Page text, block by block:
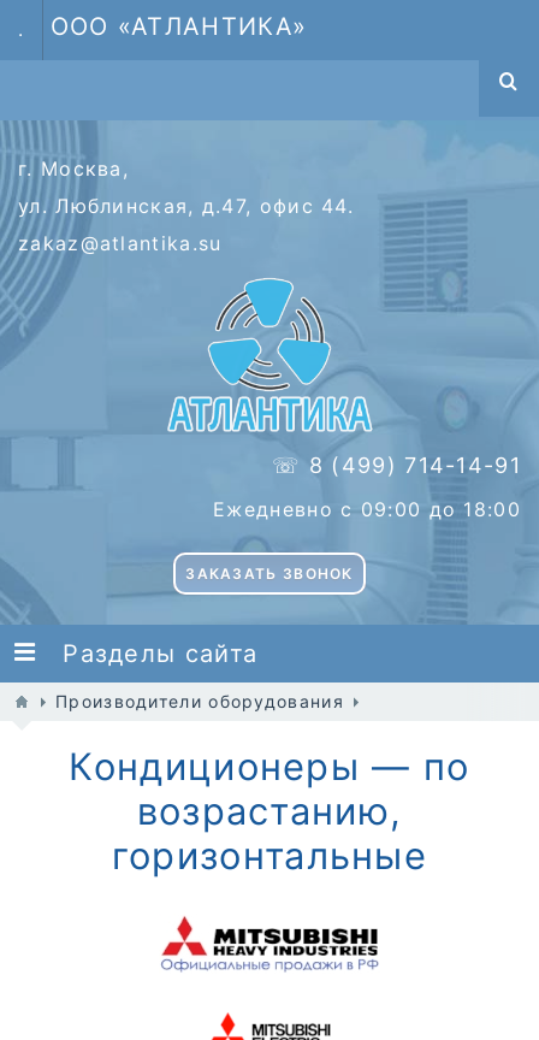
. ООО «АТЛАНТИКА»
г. Москва,
ул. Люблинская, д.47, офис 44.
zakaz@atlantika.su
☏ 8 (499) 714-14-91
Ежедневно с 09:00 до 18:00
ЗАКАЗАТЬ ЗВОНОК
Разделы сайта
Производители оборудования
Кондиционеры — по
возрастанию,
горизонтальные